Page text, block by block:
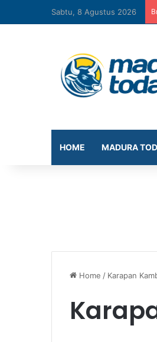
Sabtu, 8 Agustus 2026
HOME MADURA
Home / Karapan